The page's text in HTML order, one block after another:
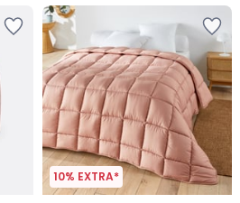
10% EXTRA*